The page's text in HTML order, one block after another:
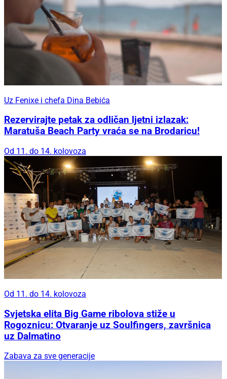
Uz Fenixe i chefa Dina Bebića
Rezervirajte petak za odličan ljetni izlazak:
Maratuša Beach Party vraća se na Brodaricu!
Od 11. do 14. kolovoza
Od 11. do 14. kolovoza
Svjetska elita Big Game ribolova stiže u
Rogoznicu: Otvaranje uz Soulfingers, završnica
uz Dalmatino
Zabava za sve generacije